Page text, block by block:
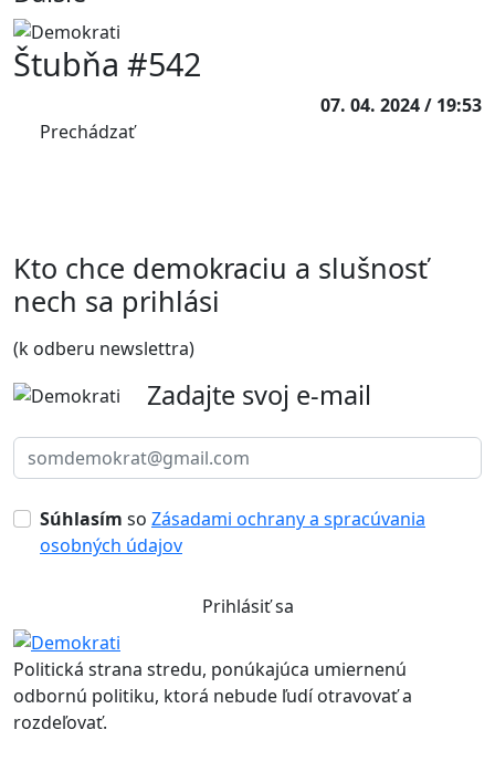
Prechádzať
Štubňa #542
07. 04. 2024 / 19:53
Kto chce demokraciu a slušnosť
nech sa prihlási
(k odberu newslettra)
Zadajte svoj e-mail
Súhlasím so Zásadami ochrany a spracúvania
osobných údajov
Prihlásiť sa
Politická strana stredu, ponúkajúca umiernenú
odbornú politiku, ktorá nebude ľudí otravovať a
rozdeľovať.